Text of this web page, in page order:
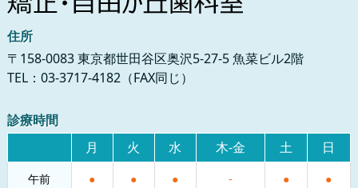
住所
〒158-0083 東京都世田谷区奥沢5-27-5 魚菜ビル2階
TEL：03-3717-4182（FAX同じ）
診療時間
月
火 水 木-金 土 日
午前 ● ● ● - ● ●